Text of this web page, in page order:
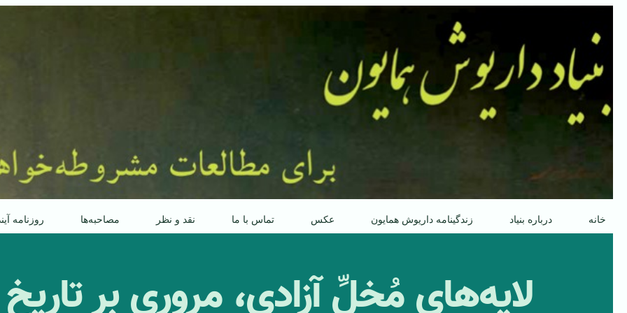
پرش
محتوا
خانه درباره بنیاد زندگینامه داریوش همایون عکس تماس با ما نقد و نظر مصاحبه‌ها روزنامه
لایه‌های مُخلِّ آزادی، مروری بر